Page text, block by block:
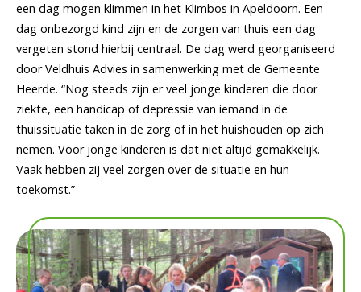
een dag mogen klimmen in het Klimbos in Apeldoorn. Een
dag onbezorgd kind zijn en de zorgen van thuis een dag
vergeten stond hierbij centraal. De dag werd georganiseerd
door Veldhuis Advies in samenwerking met de Gemeente
Heerde. “Nog steeds zijn er veel jonge kinderen die door
ziekte, een handicap of depressie van iemand in de
thuissituatie taken in de zorg of in het huishouden op zich
nemen. Voor jonge kinderen is dat niet altijd gemakkelijk.
Vaak hebben zij veel zorgen over de situatie en hun
toekomst.”